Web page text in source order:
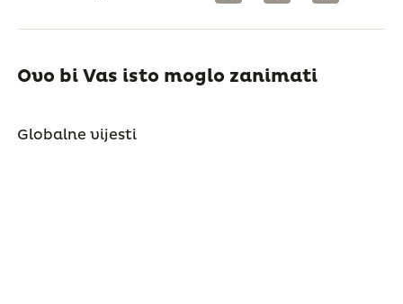
Ovo bi Vas isto moglo zanimati
Globalne vijesti